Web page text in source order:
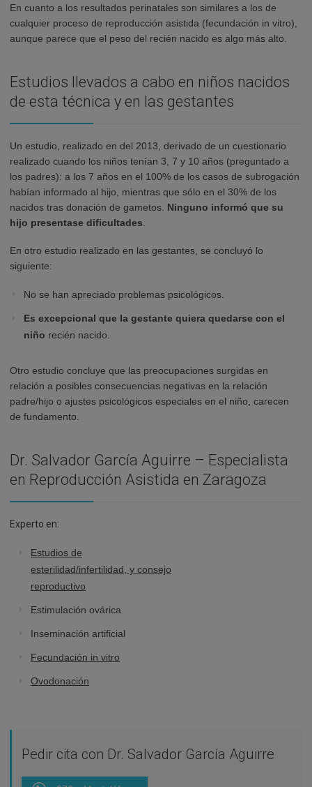
En cuanto a los resultados perinatales son similares a los de
cualquier proceso de reproducción asistida (fecundación in vitro),
aunque parece que el peso del recién nacido es algo más alto.
Estudios llevados a cabo en niños nacidos
de esta técnica y en las gestantes
Un estudio, realizado en del 2013, derivado de un cuestionario
realizado cuando los niños tenían 3, 7 y 10 años (preguntado a
los padres): a los 7 años en el 100% de los casos de subrogación
habían informado al hijo, mientras que sólo en el 30% de los
nacidos tras donación de gametos. Ninguno informó que su
hijo presentase dificultades
En otro estudio realizado en las gestantes, se concluyó lo
siguiente:
No se han apreciado problemas psicológicos.
Es excepcional que la gestante quiera quedarse con el
niño recién nacido.
Otro estudio concluye que las preocupaciones surgidas en
relación a posibles consecuencias negativas en la relación
padre/hijo o ajustes psicológicos especiales en el niño, carecen
de fundamento.
Dr. Salvador García Aguirre – Especialista
en Reproducción Asistida en Zaragoza
Experto en:
Estudios de
esterilidad/infertilidad, y consejo
reproductivo
Estimulación ovárica
Inseminación artificial
Fecundación in vitro
Ovodonación
Pedir cita con Dr. Salvador García Aguirre